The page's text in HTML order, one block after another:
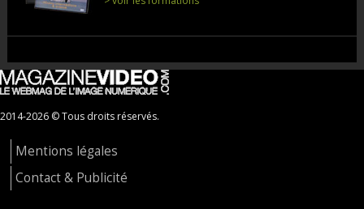
2014-2026 © Tous droits réservés.
Mentions légales
Contact & Publicité